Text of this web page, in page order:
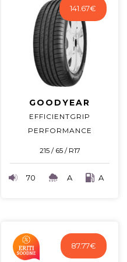
141.67€
GOODYEAR
EFFICIENTGRIP
PERFORMANCE
215 / 65 / R17
70 A A
87.77€